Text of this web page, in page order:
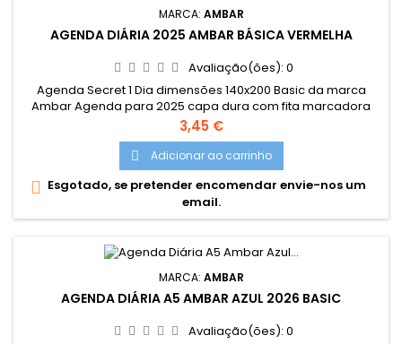
MARCA: AMBAR
AGENDA DIÁRIA 2025 AMBAR BÁSICA VERMELHA
Avaliação(ões): 0
Agenda Secret 1 Dia dimensões 140x200 Basic da marca
Ambar Agenda para 2025 capa dura com fita marcadora
em tecido
Preço
3,45 €
 Adicionar ao carrinho
 Esgotado, se pretender encomendar envie-nos um
email.
MARCA: AMBAR
AGENDA DIÁRIA A5 AMBAR AZUL 2026 BASIC
Avaliação(ões): 0